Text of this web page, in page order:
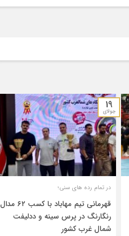
19
جولای
در تمام رده های سنی؛
قهرمانی تیم مهاباد با کسب ۶۲ مدال
رنگارنگ در پرس سینه و ددلیفت
شمال غرب کشور